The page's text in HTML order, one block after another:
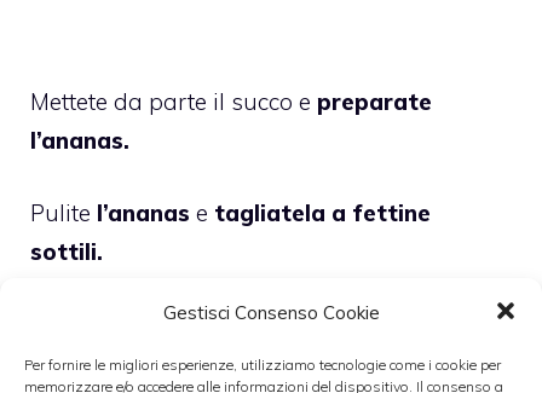
Gestisci Consenso Cookie
Per fornire le migliori esperienze, utilizziamo tecnologie come i cookie per
memorizzare e/o accedere alle informazioni del dispositivo. Il consenso a
Mettete da parte il succo e preparate
l’ananas.
Pulite l’ananas e tagliatela a fettine
sottili.